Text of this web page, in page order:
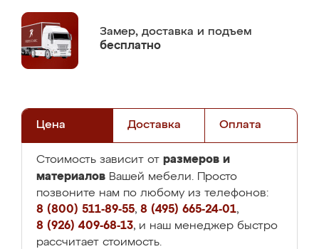
Замер, доставка и подъем
бесплатно
Цена Доставка Оплата
Стоимость зависит от размеров и
материалов Вашей мебели. Просто
позвоните нам по любому из телефонов:
8 (800) 511-89-55, 8 (495) 665-24-01,
8 (926) 409-68-13, и наш менеджер быстро
рассчитает стоимость.